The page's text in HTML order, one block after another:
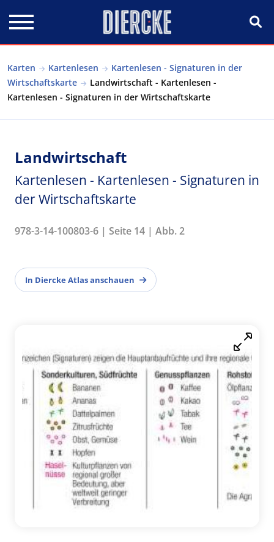
Karten Kartenlesen
Kartenlesen - Signaturen in der
Wirtschaftskarte
Landwirtschaft - Kartenlesen -
Kartenlesen - Signaturen in der Wirtschaftskarte
Landwirtschaft
Kartenlesen - Kartenlesen - Signaturen in
der Wirtschaftskarte
978-3-14-100803-6 | Seite 14 | Abb. 2
In Diercke Atlas anschauen